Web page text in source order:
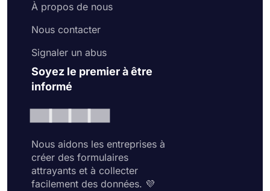
À propos de nous
Nous contacter
Signaler un abus
Soyez le premier à être
informé
Nous aidons les entreprises à
créer des formulaires
attrayants et à collecter
facilement des données. 💜